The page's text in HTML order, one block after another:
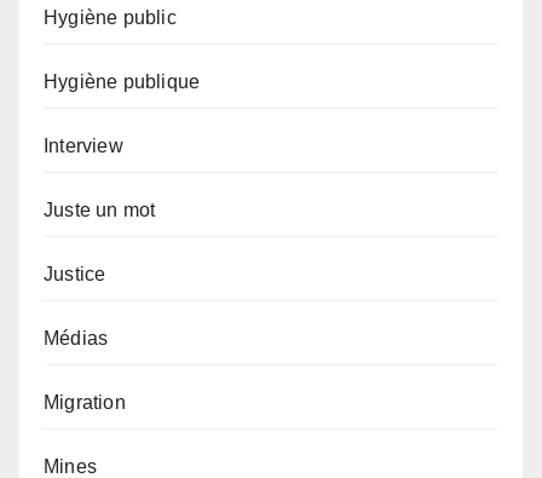
Hygiène public
Hygiène publique
Interview
Juste un mot
Justice
Médias
Migration
Mines